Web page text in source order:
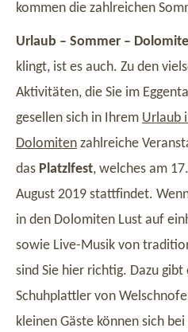
kommen die zahlreichen
Urlaub – Sommer –
klingt, ist es auch. Zu den
Aktivitäten, die Sie im
gesellen sich in Ihrem Urlaub
Dolomiten zahlreiche
das Platzlfest, welches am
August 2019 stattfindet.
in den Dolomiten Lust auf
sowie Live-Musik von
sind Sie hier richtig. Dazu
Schuhplattler von
kleinen Gäste können sich